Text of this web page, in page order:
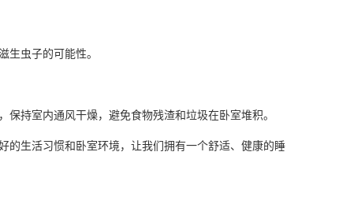
虫子的可能性。
持室内通风干燥，避免食物残渣和垃圾在卧室堆积。
的生活习惯和卧室环境，让我们拥有一个舒适、健康的睡